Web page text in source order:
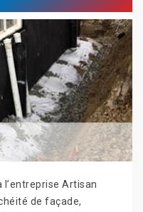
Artisan
de façade,